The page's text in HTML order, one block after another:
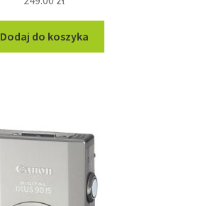
Dodaj do koszyka